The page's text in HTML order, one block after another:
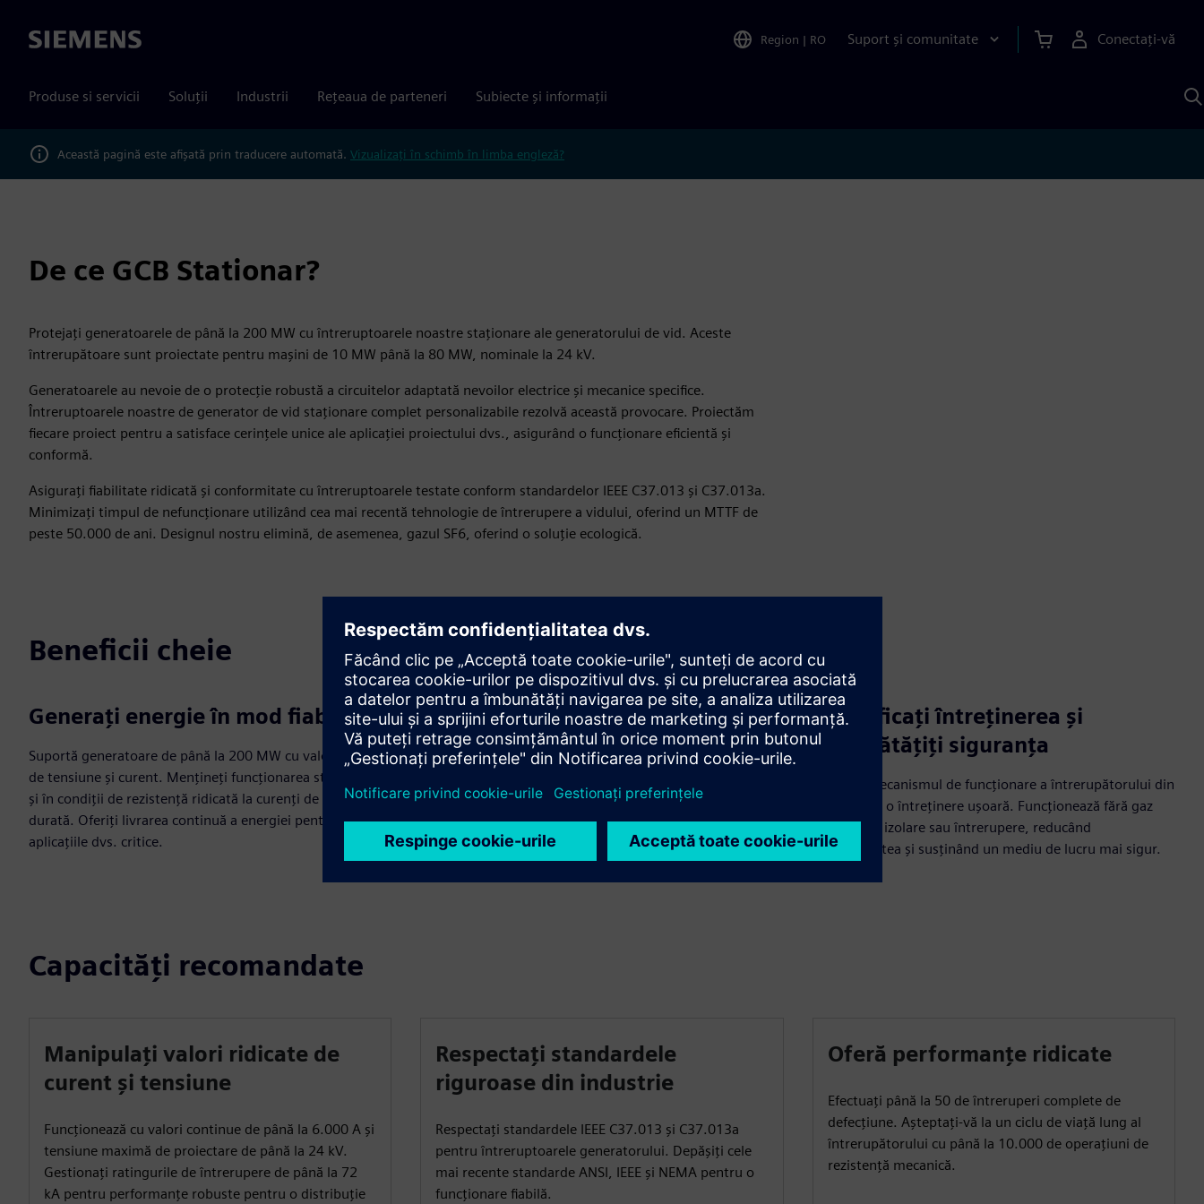
Siemens Region | RO Suport și comunitate Conectați-vă
Produse si servicii Soluții Industrii Rețeaua de parteneri Subiecte și informații
Această pagină este afișată prin traducere automată. Vizualizați în schimb în limba engleză?
De ce GCB Stationar?
Protejați generatoarele de până la 200 MW cu întreruptoarele noastre staționare ale generatorului de vid. Aceste
întrerupătoare sunt proiectate pentru mașini de 10 MW până la 80 MW, nominale la 24 kV.
Generatoarele au nevoie de o protecție robustă a circuitelor adaptată nevoilor electrice și mecanice specifice.
Întreruptoarele noastre de generator de vid staționare complet personalizabile rezolvă această provocare. Proiectăm
fiecare proiect pentru a satisface cerințele unice ale aplicației proiectului dvs., asigurând o funcționare eficientă și
conformă.
Asigurați fiabilitate ridicată și conformitate cu întreruptoarele testate conform standardelor IEEE C37.013 și C37.013a.
Minimizați timpul de nefuncționare utilizând cea mai recentă tehnologie de întrerupere a vidului, oferind un MTTF de
peste 50.000 de ani. Designul nostru elimină, de asemenea, gazul SF6, oferind o soluție ecologică.
Beneficii cheie
Generați energie în mod fiabil
Suportă generatoare de până la 200 MW cu valori robuste
de tensiune și curent. Mențineți funcționarea stabilă chiar
și în condiții de rezistență ridicată la curenți de scurtă
durată. Oferiți livrarea continuă a energiei pentru
aplicațiile dvs. critice.
Personalizați-vă soluțiile
Personalizați întreruptoarele generatorului în funcție de
proiectului cu precizie pentru performanțe optimizate și
integrare eficientă în infrastructura dumneavoastră.
Simplificați întreținerea și
îmbunătățiți siguranța
Accesați mecanismul de funcționare a întrerupătorului din
față pentru o întreținere ușoară. Funcționează fără gaz
SF6 pentru izolare sau întrerupere, reducând
complexitatea și susținând un mediu de lucru mai sigur.
Capacități recomandate
Manipulați valori ridicate de
curent și tensiune
Funcționează cu valori continue de până la 6.000 A și
tensiune maximă de proiectare de până la 24 kV.
Gestionați ratingurile de întrerupere de până la 72
kA pentru performanțe robuste pentru o distribuție
Respectați standardele
riguroase din industrie
Respectați standardele IEEE C37.013 și C37.013a
pentru întreruptoarele generatorului. Depășiți cele
mai recente standarde ANSI, IEEE și NEMA pentru o
funcționare fiabilă.
Oferă performanțe ridicate
Efectuați până la 50 de întreruperi complete de
defecțiune. Așteptați-vă la un ciclu de viață lung al
întrerupătorului cu până la 10.000 de operațiuni de
rezistență mecanică.